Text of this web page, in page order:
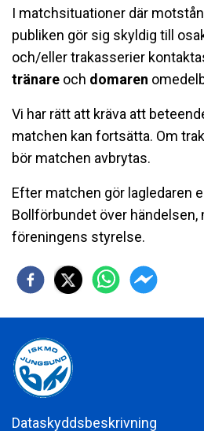
I matchsituationer där
publiken gör sig skyldig till
och/eller trakasserier
tränare och domaren
Vi har rätt att kräva att
matchen kan fortsätta. Om
bör matchen avbrytas.
Efter matchen gör lagledaren
Bollförbundet över händelsen,
föreningens styrelse.
Dataskyddsbeskrivning